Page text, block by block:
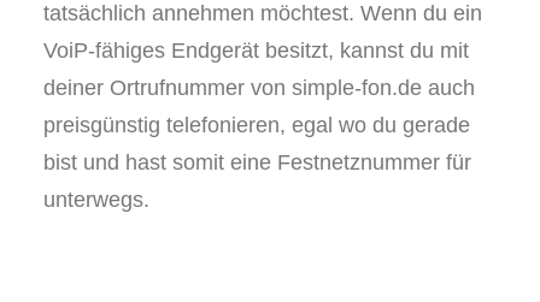
tatsächlich annehmen möchtest. Wenn du ein
VoiP-fähiges Endgerät besitzt, kannst du mit
deiner Ortrufnummer von simple-fon.de auch
preisgünstig telefonieren, egal wo du gerade
bist und hast somit eine Festnetznummer für
unterwegs.